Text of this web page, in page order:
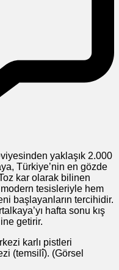
yaklaşık 2.000
Türkiye’nin en gözde
kar olarak bilinen
tesisleriyle hem
başlayanların tercihidir.
hafta sonu kış
getirir.
(temsilî). (Görsel